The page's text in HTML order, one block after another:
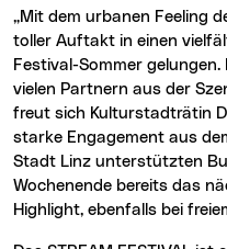
„Mit dem urbanen Feeling des STREAM FESTIVALS ist ein
toller Auftakt in einen
Festival-Sommer
vielen Partnern aus der
freut sich Kulturstadträtin
starke Engagement aus
Stadt Linz unterstützten
Wochenende bereits das
Highlight, ebenfalls bei